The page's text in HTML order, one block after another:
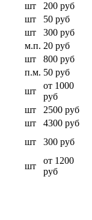
шт
200 руб
шт
50 руб
шт
300 руб
м.п. 20 руб
шт
800 руб
п.м. 50 руб
шт
от 1000
руб
шт
2500 руб
шт
4300 руб
шт 300 руб
шт
от 1200
руб